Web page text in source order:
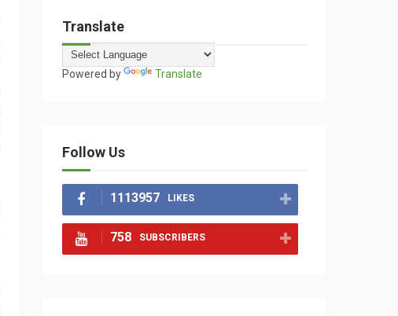
Translate
Powered by Translate
Follow Us
1113957 LIKES
758 SUBSCRIBERS